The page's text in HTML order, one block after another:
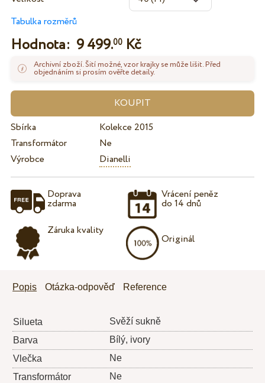
Tabulka rozměrů
Hodnota: 9 499.00Kč
Archivní zboží. Šití možné, vzor krajky se může lišit. Před
objednáním si prosím ověřte detaily.
Sbírka
Kolekce 2015
Transformátor
Ne
Výrobce
Dianelli
Doprava
zdarma
Záruka kvality
Vrácení peněz
do 14 dnů
Originál
Popis Otázka-odpověď Reference
Silueta
Svěží sukně
Barva
Bílý, ivory
Vlečka
Ne
Transformátor
Ne